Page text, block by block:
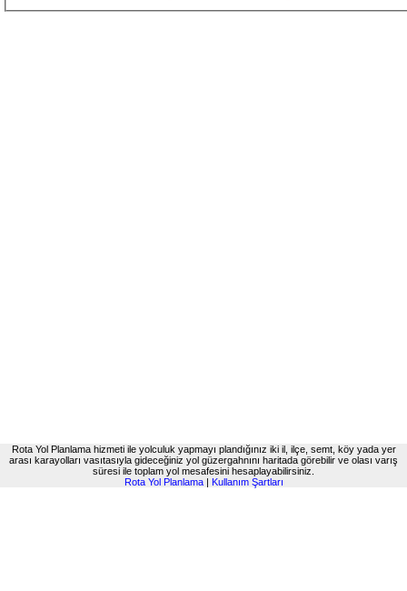
Rota Yol Planlama hizmeti ile yolculuk yapmayı plandığınız iki il, ilçe, semt, köy yada yer
arası karayolları vasıtasıyla gideceğiniz yol güzergahnını haritada görebilir ve olası varış
süresi ile toplam yol mesafesini hesaplayabilirsiniz.
Rota Yol Planlama| Kullanım Şartları